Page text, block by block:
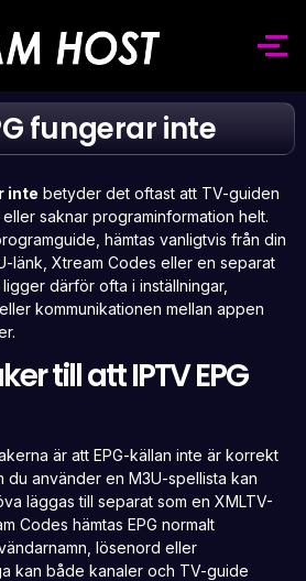
fungerar inte
inte betyder det oftast att TV-guiden
saknar programinformation helt.
hämtas vanligtvis från din
länk, Xtream Codes eller en separat
därför ofta i inställningar,
kommunikationen mellan appen
till att IPTV EPG
är att EPG-källan inte är korrekt
du använder en M3U-spellista kan
läggas till separat som en XMLTV-
Codes hämtas EPG normalt
lösenord eller
kan både kanaler och TV-guide